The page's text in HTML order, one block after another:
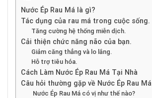
Nước Ép Rau Má là gì?
Tác dụng của rau má trong cuộc sống.
Tăng cường hệ thống miễn dịch.
Cải thiện chức năng não của bạn.
Giảm căng thẳng và lo lắng.
Hỗ trợ tiêu hóa.
Cách Làm Nước Ép Rau Má Tại Nhà
Câu hỏi thường gặp về Nước Ép Rau Má
Nước Ép Rau Má có vị như thế nào?